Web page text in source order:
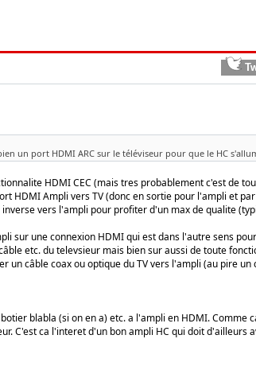
un port HDMI ARC sur le téléviseur pour que le HC
HDMI CEC (mais tres probablement c'est de
HDMI Ampli vers TV (donc en sortie pour l'ampli et
vers l'ampli pour profiter d'un max de qualite
sur une connexion HDMI qui est dans l'autre sens
etc. du televsieur mais bien sur aussi de toute
câble coax ou optique du TV vers l'ampli (au pire un
blabla (si on en a) etc. a l'ampli en HDMI. Comme
C'est ca l'interet d'un bon ampli HC qui doit d'ailleurs